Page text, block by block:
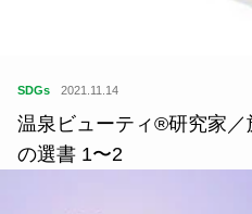
SDGs 2021.11.14
温泉ビューティ®研究家
の選書 1〜2